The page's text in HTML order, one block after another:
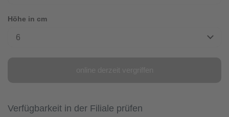
Höhe in cm
6
Verfügbarkeit in der Filiale prüfen